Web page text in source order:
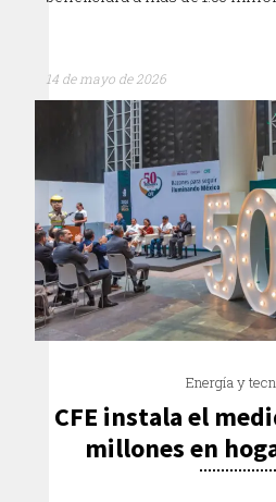
14 de mayo de 2026
Energía y
CFE instala el
millones en